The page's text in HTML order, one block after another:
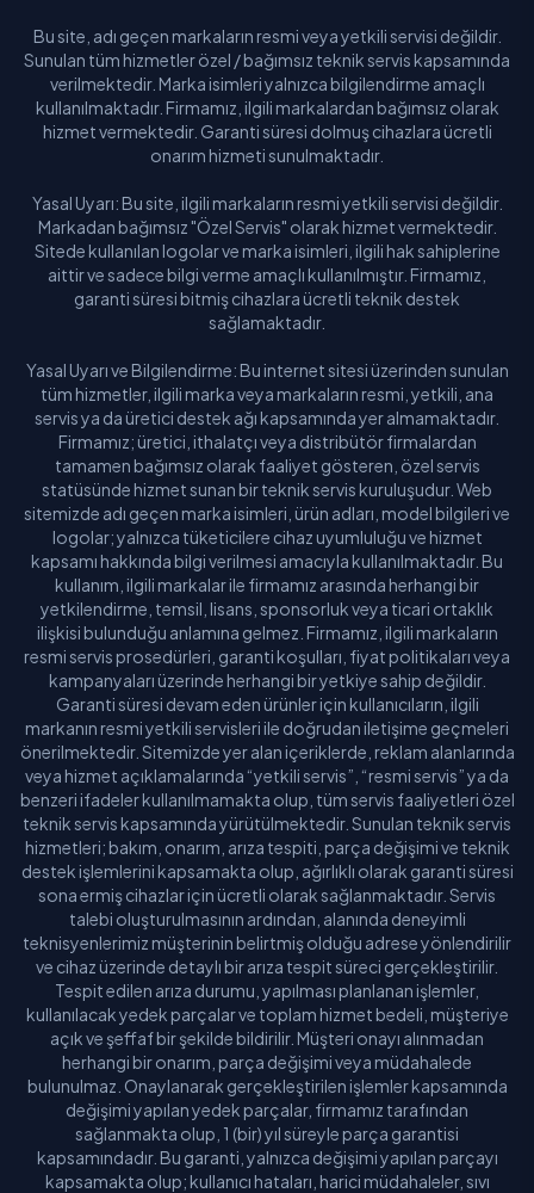
Bu site, adı geçen markaların resmi veya yetkili servisi değildir.
Sunulan tüm hizmetler özel / bağımsız teknik servis kapsamında
verilmektedir. Marka isimleri yalnızca bilgilendirme amaçlı
kullanılmaktadır. Firmamız, ilgili markalardan bağımsız olarak
hizmet vermektedir. Garanti süresi dolmuş cihazlara ücretli
onarım hizmeti sunulmaktadır.
Yasal Uyarı: Bu site, ilgili markaların resmi yetkili servisi değildir.
Markadan bağımsız "Özel Servis" olarak hizmet vermektedir.
Sitede kullanılan logolar ve marka isimleri, ilgili hak sahiplerine
aittir ve sadece bilgi verme amaçlı kullanılmıştır. Firmamız,
garanti süresi bitmiş cihazlara ücretli teknik destek
sağlamaktadır.
Yasal Uyarı ve Bilgilendirme: Bu internet sitesi üzerinden sunulan
tüm hizmetler, ilgili marka veya markaların resmi, yetkili, ana
servis ya da üretici destek ağı kapsamında yer almamaktadır.
Firmamız; üretici, ithalatçı veya distribütör firmalardan
tamamen bağımsız olarak faaliyet gösteren, özel servis
statüsünde hizmet sunan bir teknik servis kuruluşudur. Web
sitemizde adı geçen marka isimleri, ürün adları, model bilgileri ve
logolar; yalnızca tüketicilere cihaz uyumluluğu ve hizmet
kapsamı hakkında bilgi verilmesi amacıyla kullanılmaktadır. Bu
kullanım, ilgili markalar ile firmamız arasında herhangi bir
yetkilendirme, temsil, lisans, sponsorluk veya ticari ortaklık
ilişkisi bulunduğu anlamına gelmez. Firmamız, ilgili markaların
resmi servis prosedürleri, garanti koşulları, fiyat politikaları veya
kampanyaları üzerinde herhangi bir yetkiye sahip değildir.
Garanti süresi devam eden ürünler için kullanıcıların, ilgili
markanın resmi yetkili servisleri ile doğrudan iletişime geçmeleri
önerilmektedir. Sitemizde yer alan içeriklerde, reklam alanlarında
veya hizmet açıklamalarında “yetkili servis”, “resmi servis” ya da
benzeri ifadeler kullanılmamakta olup, tüm servis faaliyetleri özel
teknik servis kapsamında yürütülmektedir. Sunulan teknik servis
hizmetleri; bakım, onarım, arıza tespiti, parça değişimi ve teknik
destek işlemlerini kapsamakta olup, ağırlıklı olarak garanti süresi
sona ermiş cihazlar için ücretli olarak sağlanmaktadır. Servis
talebi oluşturulmasının ardından, alanında deneyimli
teknisyenlerimiz müşterinin belirtmiş olduğu adrese yönlendirilir
ve cihaz üzerinde detaylı bir arıza tespit süreci gerçekleştirilir.
Tespit edilen arıza durumu, yapılması planlanan işlemler,
kullanılacak yedek parçalar ve toplam hizmet bedeli, müşteriye
açık ve şeffaf bir şekilde bildirilir. Müşteri onayı alınmadan
herhangi bir onarım, parça değişimi veya müdahalede
bulunulmaz. Onaylanarak gerçekleştirilen işlemler kapsamında
değişimi yapılan yedek parçalar, firmamız tarafından
sağlanmakta olup, 1 (bir) yıl süreyle parça garantisi
kapsamındadır. Bu garanti, yalnızca değişimi yapılan parçayı
kapsamakta olup; kullanıcı hataları, harici müdahaleler, sıvı